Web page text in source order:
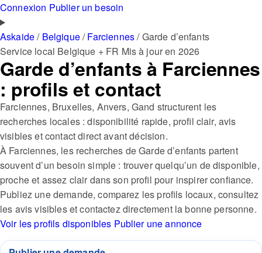
Connexion Publier un besoin
Askaide/ Belgique/ Farciennes/ Garde d’enfants
Service local Belgique + FR Mis à jour en 2026
Garde d’enfants à Farciennes
: profils et contact
Farciennes, Bruxelles, Anvers, Gand structurent les
recherches locales : disponibilité rapide, profil clair, avis
visibles et contact direct avant décision.
À Farciennes, les recherches de Garde d’enfants partent
souvent d’un besoin simple : trouver quelqu’un de disponible,
proche et assez clair dans son profil pour inspirer confiance.
Publiez une demande, comparez les profils locaux, consultez
les avis visibles et contactez directement la bonne personne.
Voir les profils disponibles Publier une annonce